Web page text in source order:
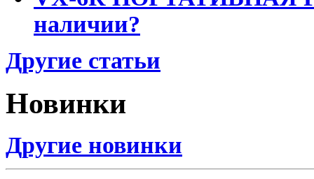
наличии?
Другие статьи
Новинки
Другие новинки